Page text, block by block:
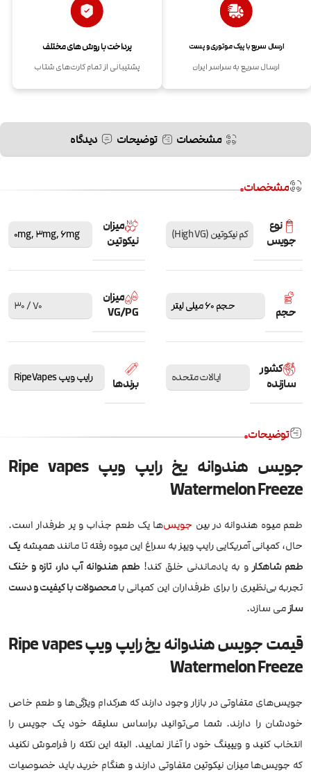
ارسال سریع با پیک موتوری و پست
ارسال سریع به سراسر ایران
پرداخت با روش های مختلف
پشتیبانی از تمام کارت‌های شتاب
مشخصات توضیحات دیدگاه
مشخصات
نوع
جویس
کم نیکوتین (High VG)
میزان
نیکوتین
0mg,3mg,6mg
حجم حجم 60 میلی لیتر
میزان
VG/PG
70 / 30
کشور
سازنده
ایالات متحده برندها رایپ ویپ RipeVapes
توضیحات
جویس هندوانه یخ رایپ ویپ Ripe vapes
Watermelon Freeze
طعم میوه هندوانه در بین جویس‌ها یک طعم جذاب و پر طرفدار است.
حال، کمپانی آمریکایی رایپ ویپز به سراغ این میوه رفته تا مانند همیشه یک
طعم شاهکار و به یادماندنی خلق کند! طعم هندوانه آب دار، تازه و خنک
تجربه بی‌نظیری را برای طرفداران این کمپانی بامحصولات با کیفیت و دست
ساز می سازد.
قیمت جویس هندوانه یخ رایپ ویپ Ripe vapes
Watermelon Freeze
جویس‌های متفاوتی در بازار وجود دارند که هرکدام ویژگی‌ها و طعم خاص
خودشان را دارند. شما می‌توانید براساس سلیقه خود یک جویس را
انتخاب کنید و ویپینگ خود را آغاز نمایید. البته این نکته را فراموش نکنید
که جویس‌ها میزان نیکوتین متفاوتی دارند و هنگام خرید باید خصوصیات